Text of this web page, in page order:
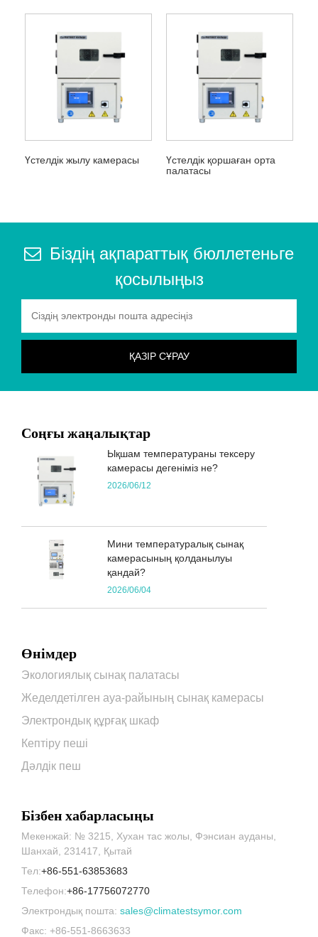
Үстелдік жылу камерасы
Үстелдік қоршаған орта
палатасы
Біздің ақпараттық бюллетеньге
қосылыңыз
Соңғы жаңалықтар
Ықшам температураны тексеру
камерасы дегеніміз не?
2026/06/12
Мини температуралық сынақ
камерасының қолданылуы
қандай?
2026/06/04
Өнімдер
Экологиялық сынақ палатасы
Жеделдетілген ауа-райының сынақ камерасы
Электрондық құрғақ шкаф
Кептіру пеші
Дәлдік пеш
Бізбен хабарласыңы
Мекенжай: № 3215, Хухан тас жолы, Фэнсиан ауданы,
Шанхай, 231417, Қытай
Тел:+86-551-63853683
Телефон:+86-17756072770
Электрондық пошта: sales@climatestsymor.com
Факс: +86-551-8663633